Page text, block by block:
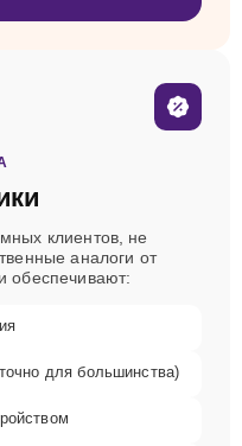
клиентов, не
аналоги от
обеспечивают:
для большинства)